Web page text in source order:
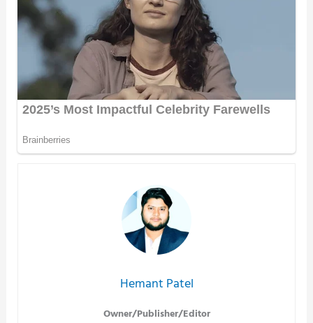
Hemant Patel
Owner/Publisher/Editor